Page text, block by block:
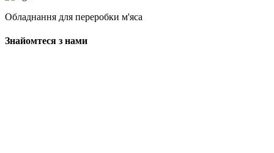
Обладнання для переробки м'яса
Знайомтеся з нами